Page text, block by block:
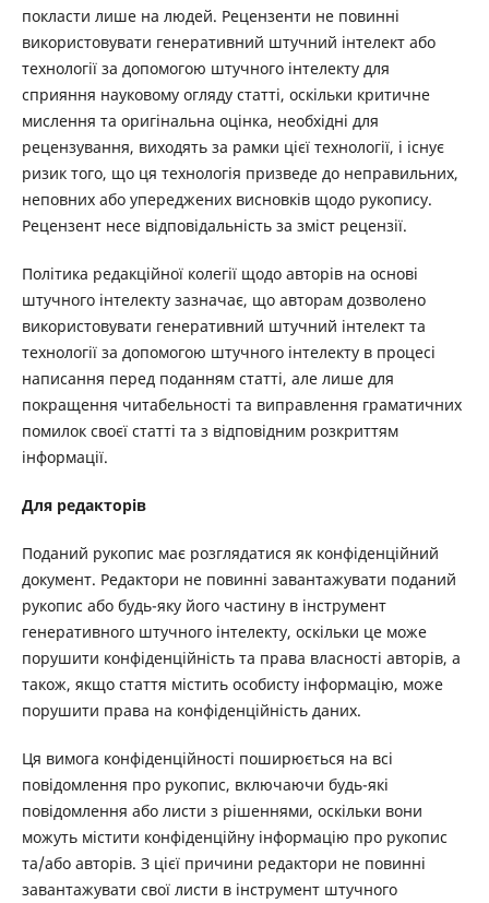
покласти лише на людей. Рецензенти не повинні
використовувати генеративний штучний інтелект або
технології за допомогою штучного інтелекту для
сприяння науковому огляду статті, оскільки критичне
мислення та оригінальна оцінка, необхідні для
рецензування, виходять за рамки цієї технології, і існує
ризик того, що ця технологія призведе до неправильних,
неповних або упереджених висновків щодо рукопису.
Рецензент несе відповідальність за зміст рецензії.
Політика редакційної колегії щодо авторів на основі
штучного інтелекту зазначає, що авторам дозволено
використовувати генеративний штучний інтелект та
технології за допомогою штучного інтелекту в процесі
написання перед поданням статті, але лише для
покращення читабельності та виправлення граматичних
помилок своєї статті та з відповідним розкриттям
інформації.
Для редакторів
Поданий рукопис має розглядатися як конфіденційний
документ. Редактори не повинні завантажувати поданий
рукопис або будь-яку його частину в інструмент
генеративного штучного інтелекту, оскільки це може
порушити конфіденційність та права власності авторів, а
також, якщо стаття містить особисту інформацію, може
порушити права на конфіденційність даних.
Ця вимога конфіденційності поширюється на всі
повідомлення про рукопис, включаючи будь-які
повідомлення або листи з рішеннями, оскільки вони
можуть містити конфіденційну інформацію про рукопис
та/або авторів. З цієї причини редактори не повинні
завантажувати свої листи в інструмент штучного